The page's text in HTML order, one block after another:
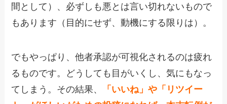
間として）、必ずしも悪とは言い切れないもので
もあります（目的にせず、動機にする限りは）。
でもやっぱり、他者承認が可視化されるのは疲れ
るものです。どうしても目がいくし、気にもなっ
てしまう。その結果、
「いいね」や「リツイー